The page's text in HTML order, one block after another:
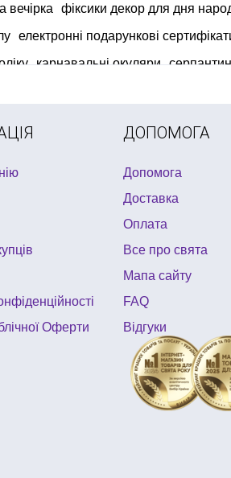
вечірка фіксики декор для дня
електронні подарункові
карнавальні окуляри
Оферти
ДОПОМОГА
Допомога
Доставка
Оплата
Все про свята
Мапа сайту
FAQ
Відгуки